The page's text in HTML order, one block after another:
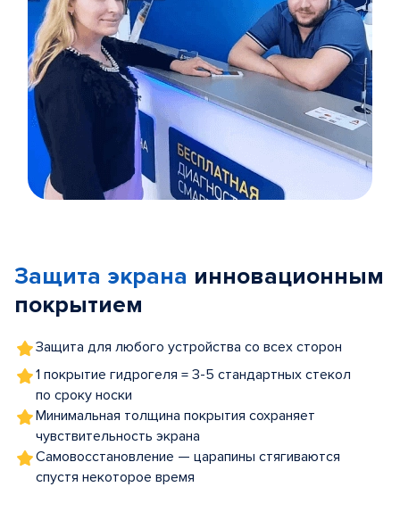
5
Защита экрана инновационным
покрытием
Защита для любого устройства со всех сторон
1 покрытие гидрогеля = 3-5 стандартных стекол
по сроку носки
Минимальная толщина покрытия сохраняет
чувствительность экрана
Самовосстановление — царапины стягиваются
спустя некоторое время